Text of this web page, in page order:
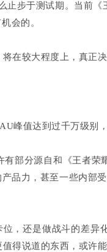
止步于测试期。当前
会的。
在较大程度上，真正
峰值达到过千万级别
部分源自和《王者荣
品力，甚至一些内部
位，还是做战斗的差
得说道的东西，或许